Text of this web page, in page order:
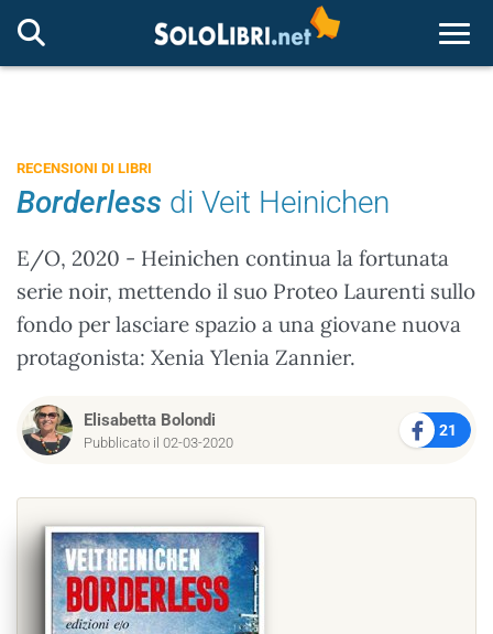
RECENSIONI DI LIBRI
Borderless di Veit Heinichen
E/O, 2020 - Heinichen continua la fortunata
serie noir, mettendo il suo Proteo Laurenti sullo
fondo per lasciare spazio a una giovane nuova
protagonista: Xenia Ylenia Zannier.
Elisabetta Bolondi
Pubblicato il 02-03-2020
21